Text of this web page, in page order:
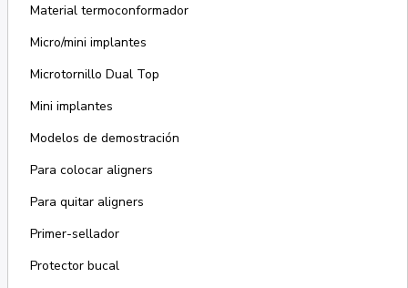
Material termoconformador
Micro/mini implantes
Microtornillo Dual Top
Mini implantes
Modelos de demostración
Para colocar aligners
Para quitar aligners
Primer-sellador
Protector bucal